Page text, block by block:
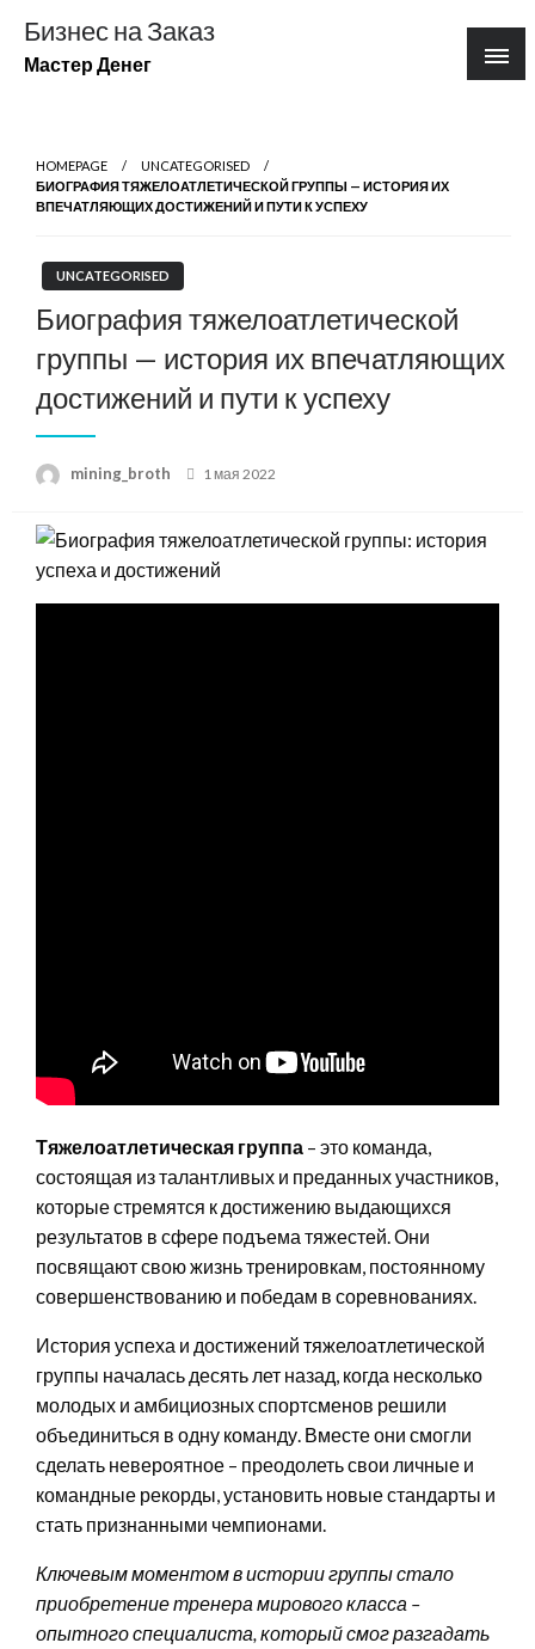
содержимому
Бизнес на Заказ
Мастер Денег
HOMEPAGE
UNCATEGORISED
БИОГРАФИЯ ТЯЖЕЛОАТЛЕТИЧЕСКОЙ ГРУППЫ — ИСТОРИЯ ИХ
ВПЕЧАТЛЯЮЩИХ ДОСТИЖЕНИЙ И ПУТИ К УСПЕХУ
UNCATEGORISED
Биография тяжелоатлетической
группы — история их впечатляющих
достижений и пути к успеху
mining_broth
Posted
1 мая 2022
Тяжелоатлетическая группа – это команда,
состоящая из талантливых и преданных участников,
которые стремятся к достижению выдающихся
результатов в сфере подъема тяжестей. Они
посвящают свою жизнь тренировкам, постоянному
совершенствованию и победам в соревнованиях.
История успеха и достижений тяжелоатлетической
группы началась десять лет назад, когда несколько
молодых и амбициозных спортсменов решили
объединиться в одну команду. Вместе они смогли
сделать невероятное – преодолеть свои личные и
командные рекорды, установить новые стандарты и
стать признанными чемпионами.
Ключевым моментом в истории группы стало
приобретение тренера мирового класса –
опытного специалиста, который смог разгадать